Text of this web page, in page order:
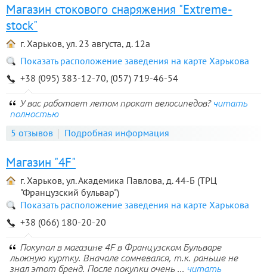
Магазин стокового снаряжения "Extreme-
stock"
г. Харьков, ул. 23 августа, д. 12а
Показать расположение заведения на карте Харькова
+38 (095) 383-12-70, (057) 719-46-54
У вас работает летом прокат велосипедов? читать
полностью
5 отзывов Подробная информация
Магазин "4F"
г. Харьков, ул. Академика Павлова, д. 44-Б (ТРЦ
"Французский бульвар")
Показать расположение заведения на карте Харькова
+38 (066) 180-20-20
Покупал в магазине 4F в Французском Бульваре
лыжную куртку. Вначале сомневался, т.к. раньше не
знал этот бренд. После покупки очень ... читать